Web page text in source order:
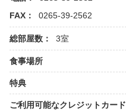
FAX：
0265-39-2562
総部屋数： 3室
食事場所
特典
ご利用可能なクレジットカード